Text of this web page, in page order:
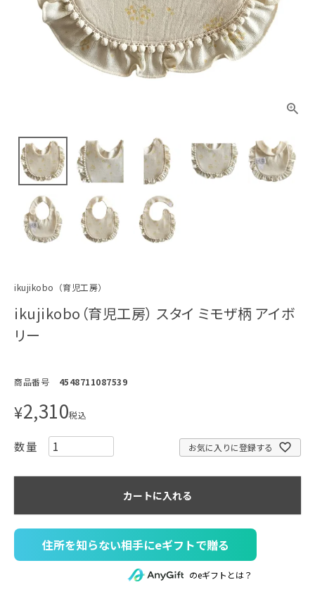
ikujikobo（育児工房）
ikujikobo（育児工房） スタイ ミモザ柄 アイボ
リー
商品番号 4548711087539
¥2,310税込
お気に入りに登録する
カートに入れる
住所を知らない相手にeギフトで贈る
のeギフトとは？